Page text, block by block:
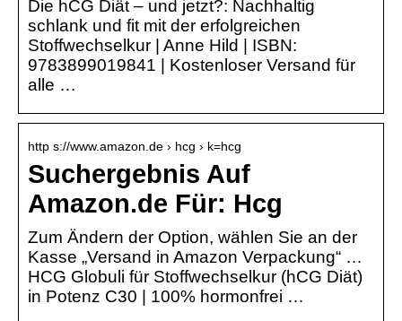
Die hCG Diät – und jetzt?: Nachhaltig
schlank und fit mit der erfolgreichen
Stoffwechselkur | Anne Hild | ISBN:
9783899019841 | Kostenloser Versand für
alle …
http s://www.amazon.de › hcg › k=hcg
Suchergebnis Auf
Amazon.de Für: Hcg
Zum Ändern der Option, wählen Sie an der
Kasse „Versand in Amazon Verpackung“ …
HCG Globuli für Stoffwechselkur (hCG Diät)
in Potenz C30 | 100% hormonfrei …